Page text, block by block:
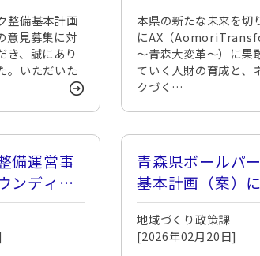
整備基本計画
意見募集に対
き、誠にあり
。いただいた
本県の新たな未来を切
にAX（
～青森大変革～）に果
ていく人財の育成と、
クづく…
備運営事
ンディン
実施につ
青森県ボールパ
基本計画（案）
の意見募集
地域づくり政策課
[2026年02月20日]